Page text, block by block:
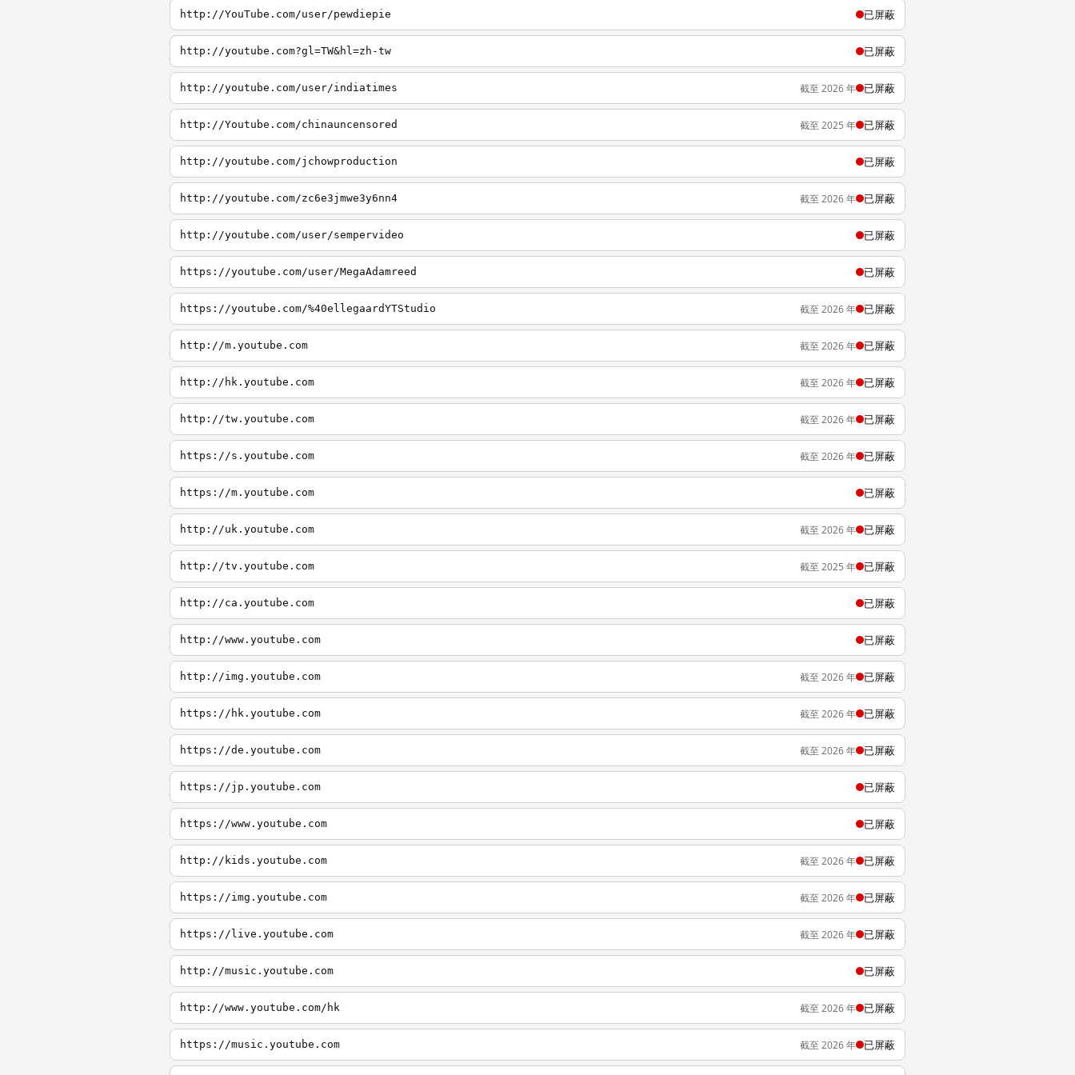
http://YouTube.com/user/pewdiepie 已屏蔽
http://youtube.com?gl=TW&hl=zh-tw 已屏蔽
http://youtube.com/user/indiatimes 截至 2026 年 已屏蔽
http://Youtube.com/chinauncensored 截至 2025 年 已屏蔽
http://youtube.com/jchowproduction 已屏蔽
http://youtube.com/zc6e3jmwe3y6nn4 截至 2026 年 已屏蔽
http://youtube.com/user/sempervideo 已屏蔽
https://youtube.com/user/MegaAdamreed 已屏蔽
https://youtube.com/%40ellegaardYTStudio 截至 2026 年 已屏蔽
http://m.youtube.com 截至 2026 年 已屏蔽
http://hk.youtube.com 截至 2026 年 已屏蔽
http://tw.youtube.com 截至 2026 年 已屏蔽
https://s.youtube.com 截至 2026 年 已屏蔽
https://m.youtube.com 已屏蔽
http://uk.youtube.com 截至 2026 年 已屏蔽
http://tv.youtube.com 截至 2025 年 已屏蔽
http://ca.youtube.com 已屏蔽
http://www.youtube.com 已屏蔽
http://img.youtube.com 截至 2026 年 已屏蔽
https://hk.youtube.com 截至 2026 年 已屏蔽
https://de.youtube.com 截至 2026 年 已屏蔽
https://jp.youtube.com 已屏蔽
https://www.youtube.com 已屏蔽
http://kids.youtube.com 截至 2026 年 已屏蔽
https://img.youtube.com 截至 2026 年 已屏蔽
https://live.youtube.com 截至 2026 年 已屏蔽
http://music.youtube.com 已屏蔽
http://www.youtube.com/hk 截至 2026 年 已屏蔽
https://music.youtube.com 截至 2026 年 已屏蔽